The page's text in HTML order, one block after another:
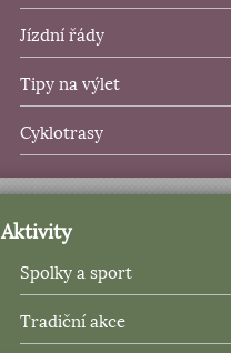
Jízdní řády
Tipy na výlet
Cyklotrasy
Aktivity
Spolky a sport
Tradiční akce